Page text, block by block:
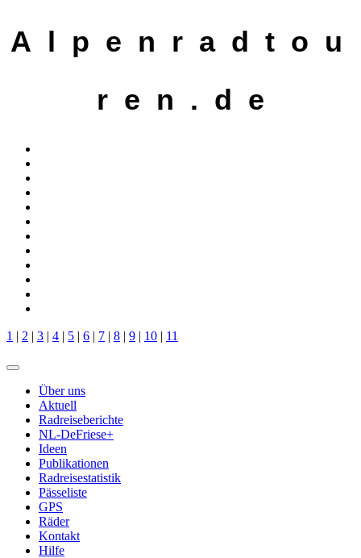
A l p e n r a d t o u
r e n . d e
1 | 2 | 3 | 4 | 5 | 6 | 7 | 8 | 9 | 10 | 11
Über uns
Aktuell
Radreiseberichte
NL-DeFriese+
Ideen
Publikationen
Radreisestatistik
Pässeliste
GPS
Räder
Kontakt
Hilfe